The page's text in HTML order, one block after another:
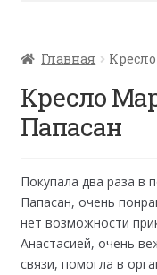
Все о ротанге
Ротанг оптом
Контакты
Главная
Кресло
Папасан
Покупала два раза в
Папасан, очень
нет возможности
Анастасией, очень
связи, помогла в